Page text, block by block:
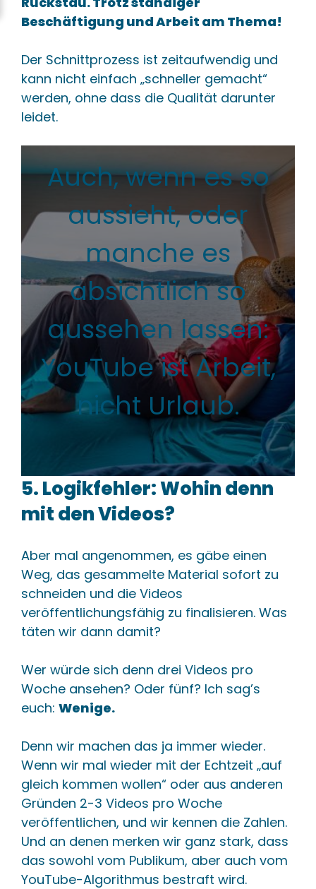
Beschäftigung und Arbeit am Thema!
Der Schnittprozess ist zeitaufwendig und
kann nicht einfach „schneller gemacht“
werden, ohne dass die Qualität darunter
leidet.
Auch, wenn es so
aussieht, oder
manche es
absichtlich so
aussehen lassen:
YouTube ist Arbeit,
nicht Urlaub.
5. Logikfehler: Wohin denn
mit den Videos?
Aber mal angenommen, es gäbe einen
Weg, das gesammelte Material sofort zu
schneiden und die Videos
veröffentlichungsfähig zu finalisieren. Was
täten wir dann damit?
Wer würde sich denn drei Videos pro
Woche ansehen? Oder fünf? Ich sag’s
euch: Wenige.
Denn wir machen das ja immer wieder.
Wenn wir mal wieder mit der Echtzeit „auf
gleich kommen wollen“ oder aus anderen
Gründen 2-3 Videos pro Woche
veröffentlichen, und wir kennen die Zahlen.
Und an denen merken wir ganz stark, dass
das sowohl vom Publikum, aber auch vom
YouTube-Algorithmus bestraft wird.